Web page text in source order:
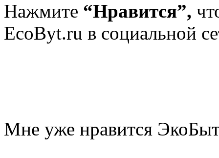
Нажмите “Нравится”,
EcoByt.ru в социальной
Мне уже нравится